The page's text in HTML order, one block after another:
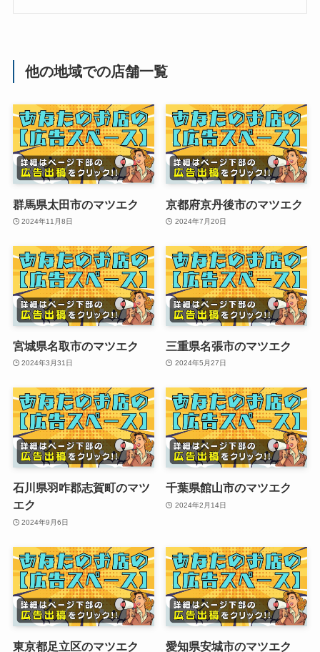
他の地域での店舗一覧
群馬県太田市のマツエク
2024年11月8日
京都府京丹後市のマツエク
2024年7月20日
宮城県名取市のマツエク
2024年3月31日
三重県名張市のマツエク
2024年5月27日
石川県羽咋郡志賀町のマツ
エク
2024年9月6日
千葉県館山市のマツエク
2024年2月14日
東京都足立区のマツエク 愛知県安城市のマツエク